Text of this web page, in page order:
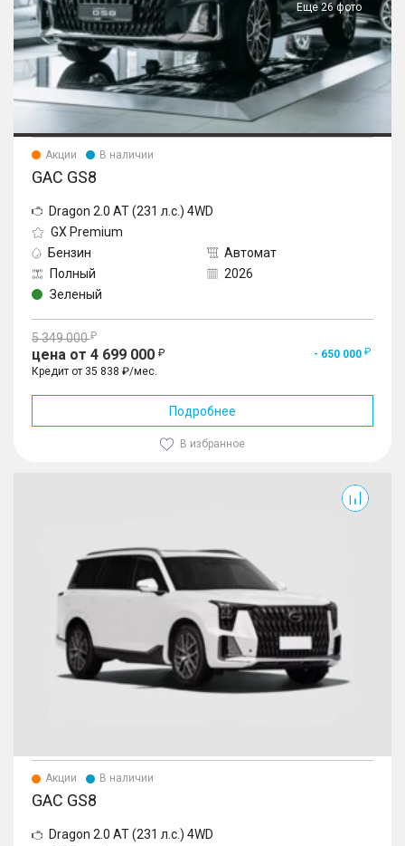
Еще 26 фото
Акции В наличии
GAC GS8
Dragon 2.0 AT (231 л.с.) 4WD
GX Premium
Бензин
Автомат
Полный
2026
Зеленый
5 349 000
цена от 4 699 000
- 650 000
Кредит от 35 838 ₽/мес.
Подробнее
В избранное
Акции В наличии
GAC GS8
Dragon 2.0 AT (231 л.с.) 4WD